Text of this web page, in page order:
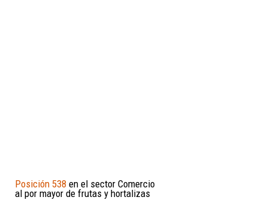
Posición 538 en el sector Comercio
al por mayor de frutas y hortalizas